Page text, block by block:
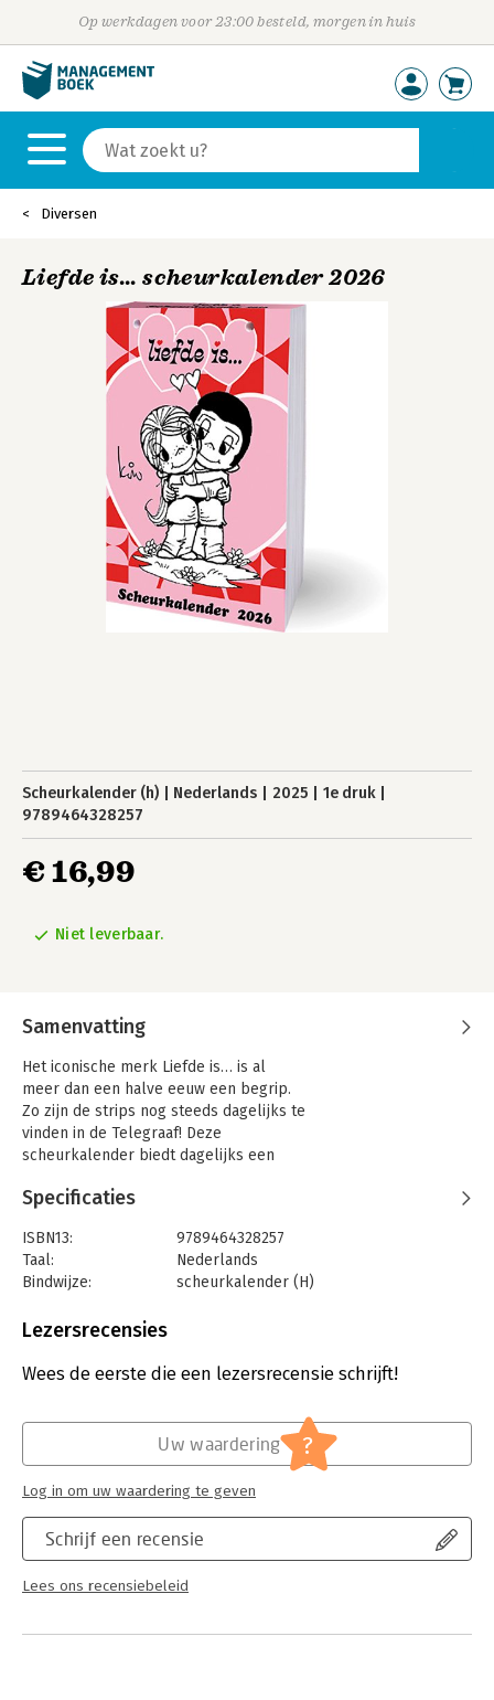
Op werkdagen voor 23:00 besteld, morgen in huis
Diversen
Liefde is... scheurkalender 2026
Scheurkalender (h) Nederlands 2025
1e druk
9789464328257
€ 16,99
Niet leverbaar.
Samenvatting
Het iconische merk Liefde is… is al
meer dan een halve eeuw een begrip.
Zo zijn de strips nog steeds dagelijks te
vinden in de Telegraaf! Deze
scheurkalender biedt dagelijks een
glimlach op je gezicht toveren.
Specificaties
ISBN13:
9789464328257
Taal:
Nederlands
Bindwijze:
scheurkalender (H)
Uitgever:
Verschijningsdatum:
20-8-2025
Lezersrecensies
Wees de eerste die een lezersrecensie schrijft!
Schrijf een recensie
Lees ons recensiebeleid
Uw waardering ?
Log in om uw waardering te geven